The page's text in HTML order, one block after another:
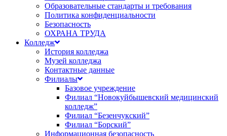
Образовательные стандарты и требования
Политика конфиденциальности
Безопасность
ОХРАНА ТРУДА
Колледж
История колледжа
Музей колледжа
Контактные данные
Филиалы
Базовое учреждение
Филиал “Новокуйбышевский медицинский
колледж”
Филиал “Безенчукский”
Филиал “Борский”
Информационная безопасность